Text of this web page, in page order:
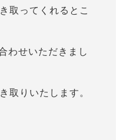
取ってくれるとこ
わせいただきまし
取りいたします。